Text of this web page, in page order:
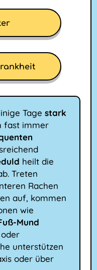
Tagestark
fast immer
heilt die
Treten
Rachen
auf, kommen
wie
Mund
unterstützen
oder über